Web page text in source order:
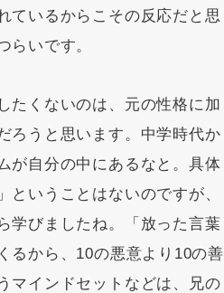
ているからこその反応だと思
らいです。
たくないのは、元の性格に加
ろうと思います。中学時代か
が自分の中にあるなと。具体
ということはないのですが、
学びましたね。「放った言葉
るから、10の悪意より10の善
マインドセットなどは、兄の